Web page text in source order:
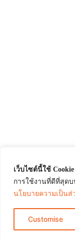
เว็บไซต์นี้ใช้ Cookie
การใช้งานที่ดีที่สุดบ
นโยบายความเป็นส่
Customise